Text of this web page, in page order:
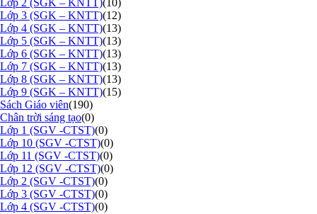
Lớp 2 (SGK – KNTT)(10)
Lớp 3 (SGK – KNTT)(12)
Lớp 4 (SGK – KNTT)(13)
Lớp 5 (SGK – KNTT)(13)
Lớp 6 (SGK – KNTT)(13)
Lớp 7 (SGK – KNTT)(13)
Lớp 8 (SGK – KNTT)(13)
Lớp 9 (SGK – KNTT)(15)
Sách Giáo viên(190)
Chân trời sáng tạo(0)
Lớp 1 (SGV -CTST)(0)
Lớp 10 (SGV -CTST)(0)
Lớp 11 (SGV -CTST)(0)
Lớp 12 (SGV -CTST)(0)
Lớp 2 (SGV -CTST)(0)
Lớp 3 (SGV -CTST)(0)
Lớp 4 (SGV -CTST)(0)